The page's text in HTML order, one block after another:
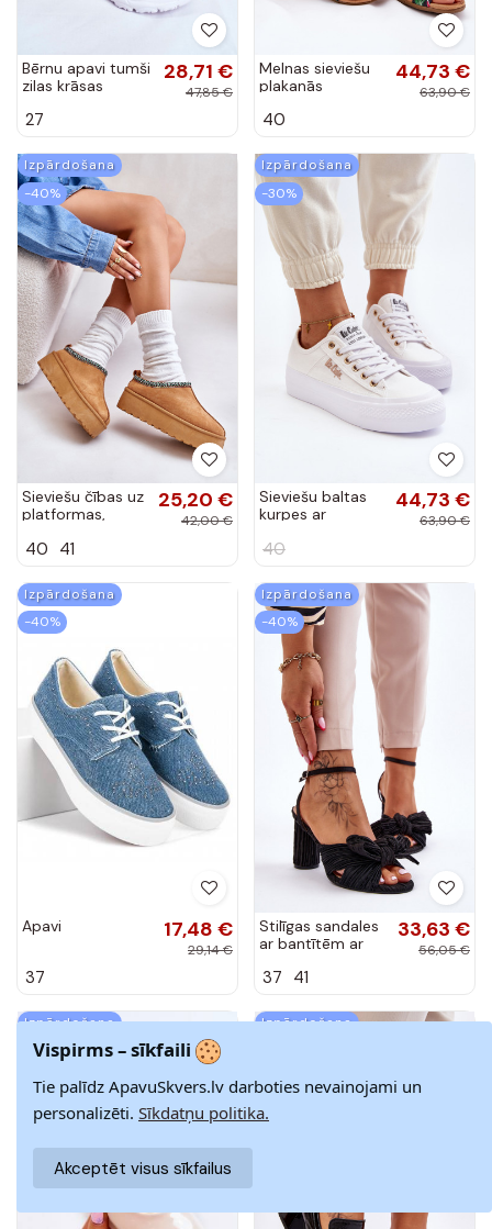
Bērnu apavi tumši
zilas krāsas
28,71 €
47,85 €
27
Melnas sieviešu
plakanās
pinumiem un
Artiker 56C1318
44,73 €
63,90 €
40
Izpārdošana
-40%
Sieviešu čības uz
platformas,
25,20 €
42,00 €
40 41
Izpārdošana
-30%
Sieviešu baltas
kurpes ar
Cooper LCW-
44,73 €
63,90 €
40
Izpārdošana
-40%
Apavi 17,48 €
29,14 €
37
Izpārdošana
-40%
Stilīgas sandales
ar bantītēm ar
krāsas Callum
33,63 €
56,05 €
37 41
Izpārdošana
-40%
Jauns
Izpārdošana
Vispirms – sīkfaili
Tie palīdz ApavuSkvers.lv darboties nevainojami un
personalizēti. Sīkdatņu politika.
Akceptēt visus sīkfailus